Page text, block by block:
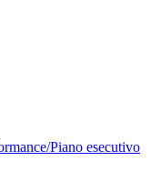
Piano esecutivo